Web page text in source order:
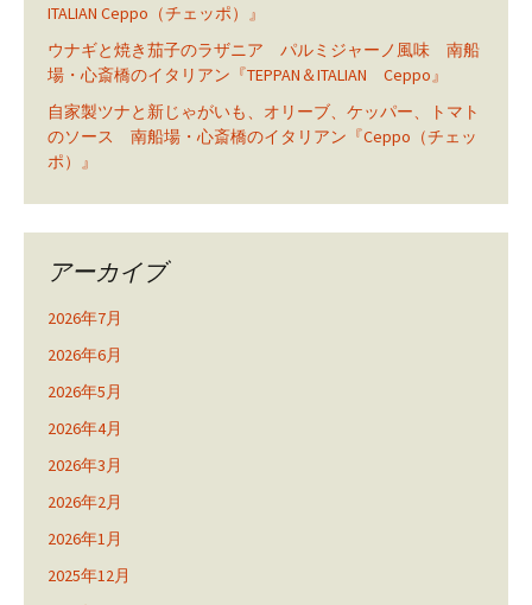
ITALIAN Ceppo（チェッポ）』
ウナギと焼き茄子のラザニア パルミジャーノ風味 南船
場・心斎橋のイタリアン『TEPPAN＆ITALIAN Ceppo』
自家製ツナと新じゃがいも、オリーブ、ケッパー、トマト
のソース 南船場・心斎橋のイタリアン『Ceppo（チェッ
ポ）』
アーカイブ
2026年7月
2026年6月
2026年5月
2026年4月
2026年3月
2026年2月
2026年1月
2025年12月